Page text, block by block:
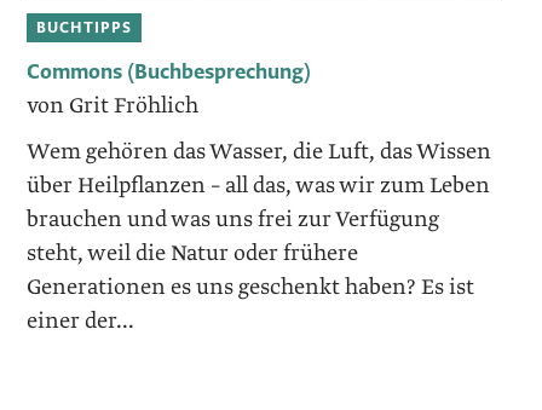
BUCHTIPPS
Commons (Buchbesprechung)
von Grit Fröhlich
Wem gehören das Wasser, die Luft, das Wissen
über Heilpflanzen – all das, was wir zum Leben
brauchen und was uns frei zur Verfügung
steht, weil die Natur oder frühere
Generationen es uns geschenkt haben? Es ist
einer der...